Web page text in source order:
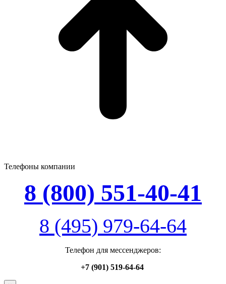
Телефоны компании
8 (800) 551-40-41
8 (495) 979-64-64
Телефон для мессенджеров:
+7 (901) 519-64-64